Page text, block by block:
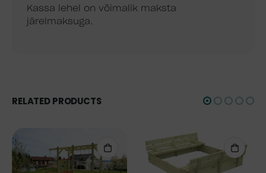
Kassa lehel on võimalik maksta
järelmaksuga.
RELATED PRODUCTS